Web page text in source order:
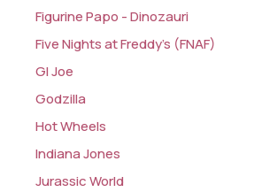
Figurine Papo - Dinozauri
Five Nights at Freddy's (FNAF)
GI Joe
Godzilla
Hot Wheels
Indiana Jones
Jurassic World